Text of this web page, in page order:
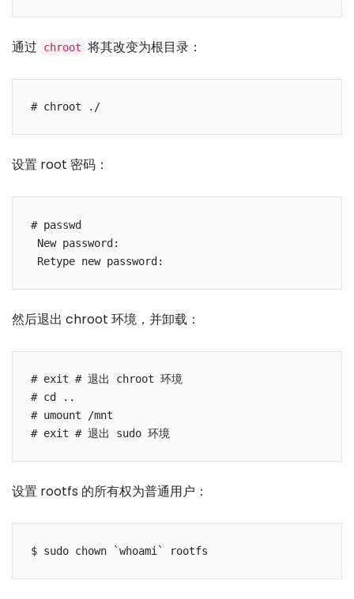
通过 chroot 将其改变为根目录：
设置 root 密码：
# passwd
New password:
然后退出 chroot 环境，并卸载：
# exit # 退出 chroot 环境
# cd ..
# umount /mnt
设置 rootfs 的所有权为普通用户：